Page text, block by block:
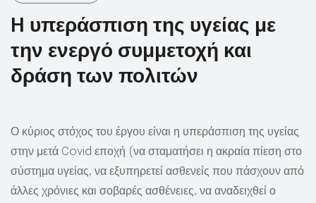
H υπεράσπιση της υγείας με
την ενεργό συμμετοχή και
δράση των πολιτών
Ο κύριος στόχος του έργου είναι η υπεράσπιση της υγείας
στην μετά Covid εποχή (να σταματήσει η ακραία πίεση στο
σύστημα υγείας, να εξυπηρετεί ασθενείς που πάσχουν από
άλλες χρόνιες και σοβαρές ασθένειες, να αναδειχθεί ο